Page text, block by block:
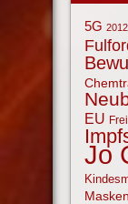
5G 2012
EU
Jo